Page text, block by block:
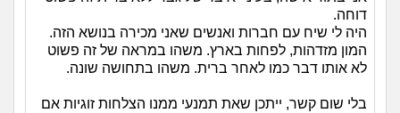
דוחה.
היה לי שיח עם חברות ואנשים שאני מכירה בנושא הזה.
המון מזדהות, לפחות בארץ. משהו במראה של זה פשוט
לא אותו דבר כמו לאחר ברית. משהו בתחושה שונה.
בלי שום קשר, ייתכן שאת תמנעי ממנו הצלחות זוגיות אם